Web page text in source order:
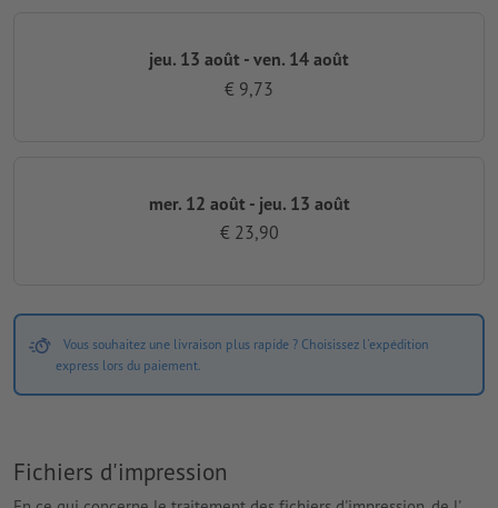
jeu. 13 août - ven. 14 août
€ 9,73
mer. 12 août - jeu. 13 août
€ 23,90
Vous souhaitez une livraison plus rapide ? Choisissez l'expédition
express lors du paiement.
Fichiers d'impression